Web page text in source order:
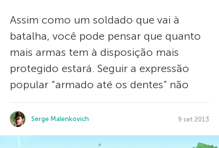
Assim como um soldado que vai à
batalha, você pode pensar que quanto
mais armas tem à disposição mais
protegido estará. Seguir a expressão
popular “armado até os dentes” não
Serge Malenkovich 9 set 2013